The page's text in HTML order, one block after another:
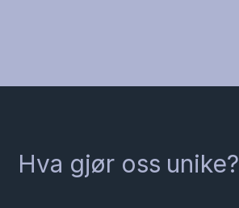
Hva gjør oss unike?